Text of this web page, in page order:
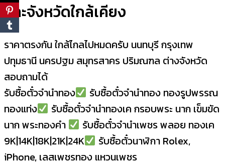
และจังหวัดใกล้เคียง
ราคาตรงกัน ใกล้ไกลไปหมดครับ นนทบุรี กรุงเทพ
ปทุมธานี นครปฐม สมุทรสาคร ปริมณฑล ต่างจังหวัด
สอบถามได้
รับซื้อตั๋วจำนำทอง
รับซื้อตั๋วจำนำทอง ทองรูปพรรณ
ทองแท่ง
รับซื้อตั๋วจำนำทองเค กรอบพระ นาก เข็มขัด
นาก พระทองคำ
รับซื้อตั๋วจำนำเพชร พลอย ทองเค
9K|14K|18K|21K|24K
รับซื้อตั๋วนาฬิกา Rolex,
iPhone, เลสเพชรทอง แหวนเพชร